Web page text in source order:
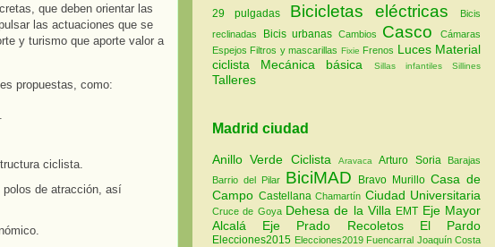
que deben orientar las
las actuaciones que se
y turismo que aporte valor a
propuestas, como:
ciclista.
de atracción, así
29 pulgadas Bicicletas eléctricas
Bicis
reclinadas
Bicis urbanas Cambios Casco
Cámaras
Espejos Filtros y mascarillas Fixie Frenos Luces Material
ciclista
Mecánica básica Sillas infantiles Sillines
Talleres
Madrid ciudad
Anillo Verde Ciclista AravacaArturo Soria
Barajas
Barrio del Pilar BiciMAD Bravo MurilloCasa de
Campo Castellana Chamartín Ciudad Universitaria
Cruce de Goya Dehesa de la Villa EMT Eje Mayor
Alcalá Eje Prado Recoletos El Pardo
Elecciones2015 Elecciones2019 Fuencarral Joaquín Costa